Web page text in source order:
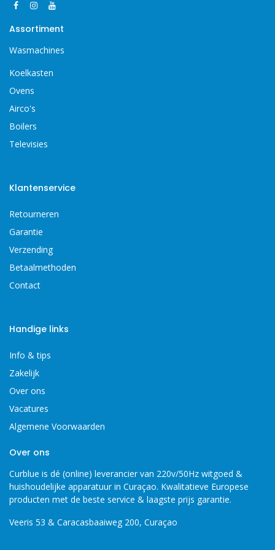
Assortiment
Wasmachines
Koelkasten
Ovens
Airco's
Boilers
Televisies
Klantenservice
Retourneren
Garantie
Verzending
Betaalmethoden
Contact
Handige links
Info & tips
Zakelijk
Over ons
Vacatures
Algemene Voorwaarden
Over ons
Curblue is dé (online) leverancier van 220v/50Hz witgoed &
huishoudelijke apparatuur in Curaçao. Kwalitatieve Europese
producten met de beste service & laagste prijs garantie.
Veeris 53 & Caracasbaaiweg 200, Curaçao